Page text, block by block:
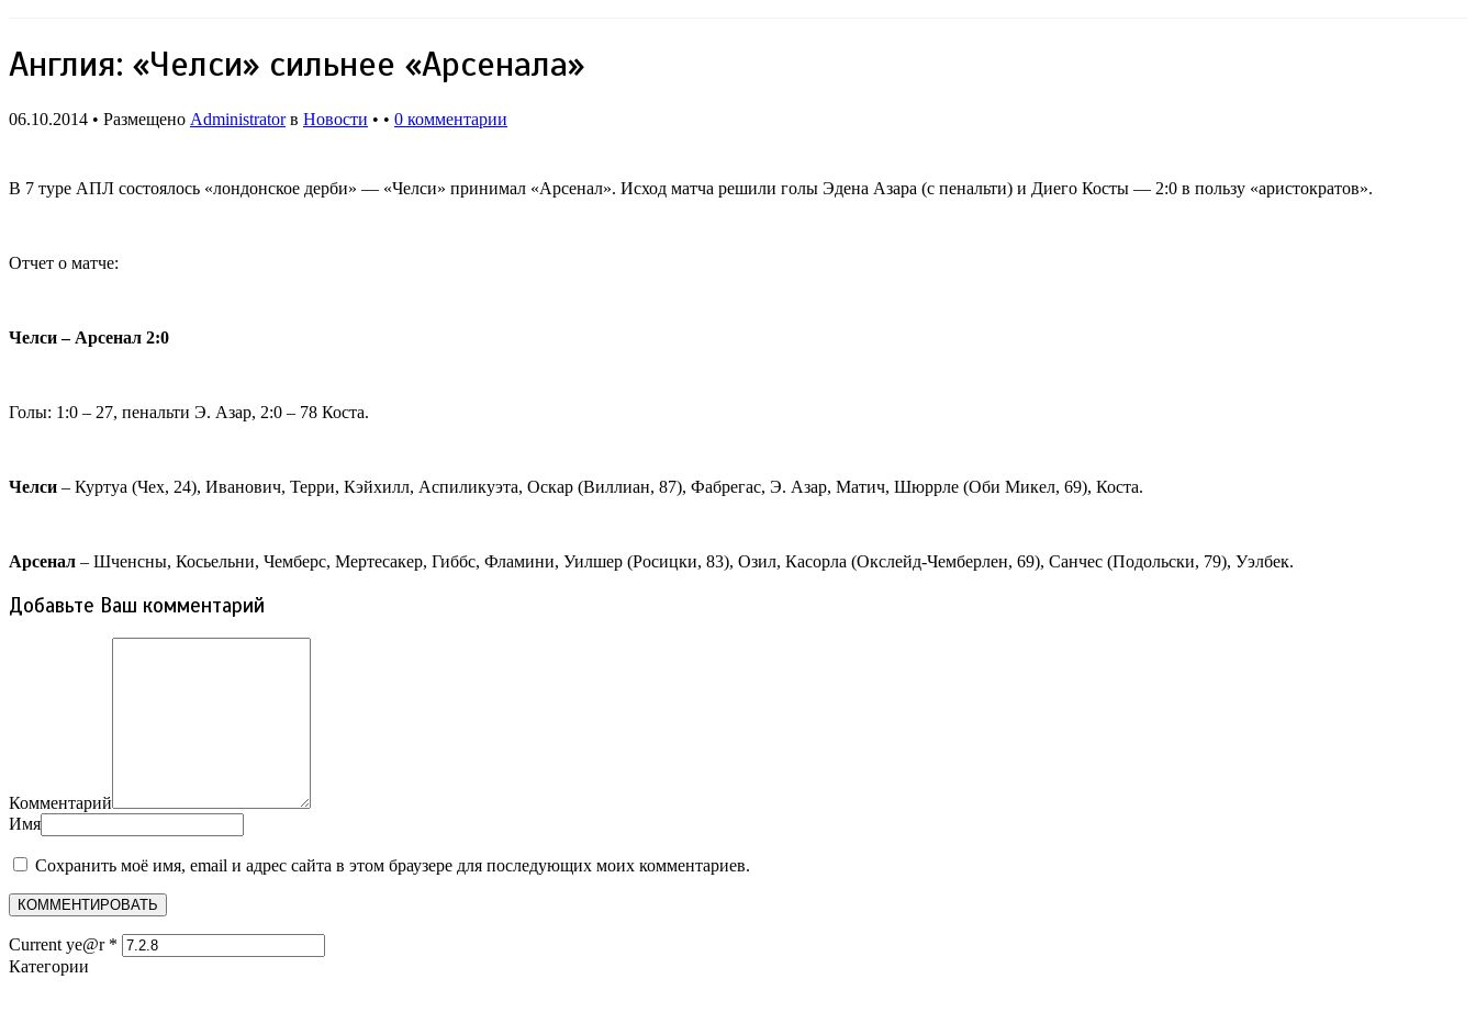
Англия: «Челси» сильнее «Арсенала»
06.10.2014 • Размещено Administratorв Новости • • 0 комментарии
В 7 туре АПЛ состоялось «лондонское дерби» — «Челси» принимал «Арсенал». Исход матча решили голы Эдена Азара (с пенальти) и Диего Косты — 2:0 в пользу «аристократов».
Отчет о матче:
Челси – Арсенал 2:0
Голы: 1:0 – 27, пенальти Э. Азар, 2:0 – 78 Коста.
Челси – Куртуа (Чех, 24), Иванович, Терри, Кэйхилл, Аспиликуэта, Оскар (Виллиан, 87), Фабрегас, Э. Азар, Матич, Шюррле (Оби Микел, 69), Коста.
Арсенал – Шченсны, Косьельни, Чемберс, Мертесакер, Гиббс, Фламини, Уилшер (Росицки, 83), Озил, Касорла (Окслейд-Чемберлен, 69), Санчес (Подольски, 79), Уэлбек.
Добавьте Ваш комментарий
Комментарий
Имя
Сохранить моё имя, email и адрес сайта в этом браузере для последующих моих комментариев.
Current ye@r *
Категории